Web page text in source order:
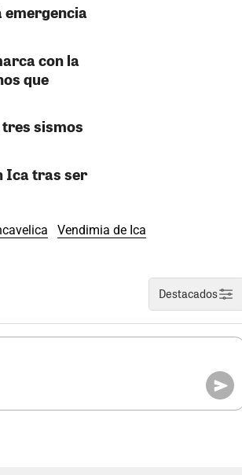
emergencia
con la
que
sismos
Ica tras ser
Vendimia de Ica
Destacados